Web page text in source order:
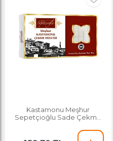
Kastamonu Meşhur
Sepetçioğlu Sade Çekme